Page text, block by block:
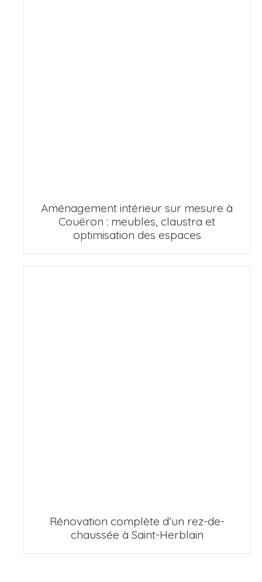
Aménagement intérieur sur mesure à
Couëron : meubles, claustra et
optimisation des espaces
Rénovation complète d’un rez-de-
chaussée à Saint-Herblain